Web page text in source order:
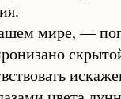
мире, —